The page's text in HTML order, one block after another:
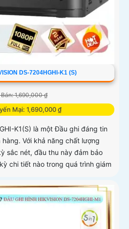
DS-7204HGHI-K1 (S)
Bán: 1,690,000 ₫
Mại: 1,690,000 ₫
K1(S) là một Đầu ghi đáng tin
Với khả năng chất lượng
sắc nét, đầu thu này đảm bảo
chi tiết nào trong quá trình giám